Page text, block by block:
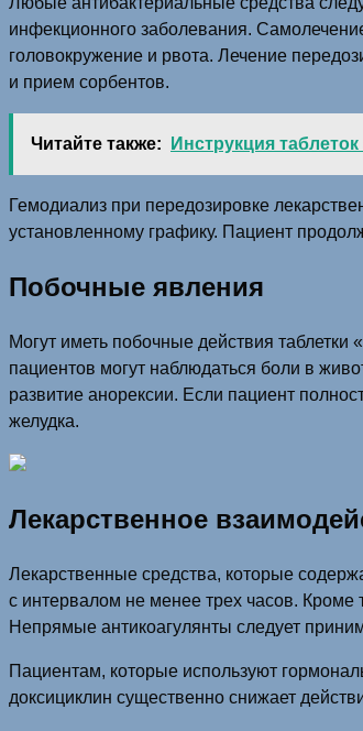
инфекционного заболевания.
головокружение и рвота. Лечение
и прием сорбентов.
Читайте также: Инструкция
Гемодиализ при передозировке
установленному графику. Пациент
Побочные явления
Могут иметь побочные действия
пациентов могут наблюдаться боли в
развитие анорексии. Если пациент
желудка.
Лекарственное
Лекарственные средства, которые
с интервалом не менее трех часов. Кроме
Непрямые антикоагулянты следует
Пациентам, которые используют
доксициклин существенно снижает